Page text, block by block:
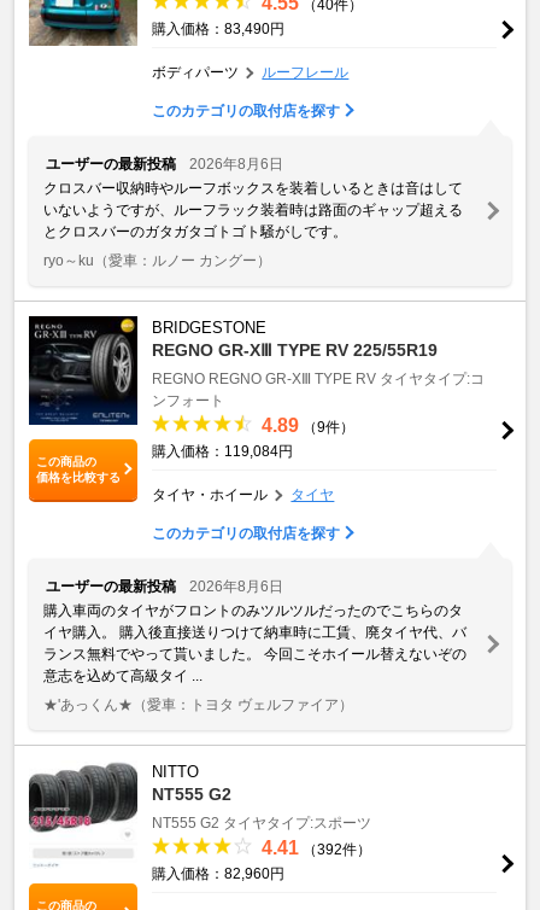
（40件）
購入価格：83,490円
ボディパーツ ルーフレール
このカテゴリの取付店を探す
ユーザーの最新投稿
2026年8月6日
クロスバー収納時やルーフボックスを装着しいるときは音はして
いないようですが、ルーフラック装着時は路面のギャップ超える
とクロスバーのガタガタゴトゴト騒がしです。
ryo～ku （愛車：ルノー カングー）
この商品の
価格を比較する
BRIDGESTONE
REGNO GR-XⅢ TYPE RV 225/55R19
REGNO REGNO GR-XⅢ TYPE RV タイヤタイプ:コ
ンフォート
4.89
（9件）
購入価格：119,084円
タイヤ・ホイール タイヤ
このカテゴリの取付店を探す
ユーザーの最新投稿
2026年8月6日
購入車両のタイヤがフロントのみツルツルだったのでこちらのタ
イヤ購入。 購入後直接送りつけて納車時に工賃、廃タイヤ代、バ
ランス無料でやって貰いました。 今回こそホイール替えないぞの
意志を込めて高級タイ ...
★'あっくん★ （愛車：トヨタ ヴェルファイア）
この商品の
NITTO
NT555 G2
NT555 G2 タイヤタイプ:スポーツ
4.41
（392件）
購入価格：82,960円